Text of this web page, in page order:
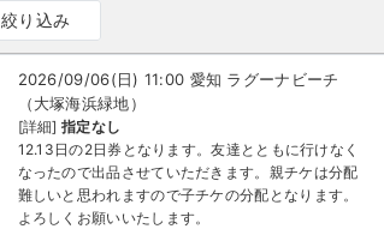
絞り込み
2026/09/06(日) 11:00 愛知 ラグーナビーチ
（大塚海浜緑地）
[詳細]指定なし
12.13日の2日券となります。友達とともに行けなく
なったので出品させていただきます。親チケは分配
難しいと思われますので子チケの分配となります。
よろしくお願いいたします。